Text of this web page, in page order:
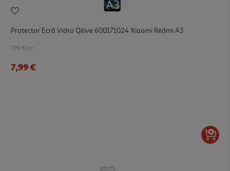
Protector Ecrã Vidro Qilive 600171024 Xiaomi Redmi A3
7.99 €/un
7,99 €